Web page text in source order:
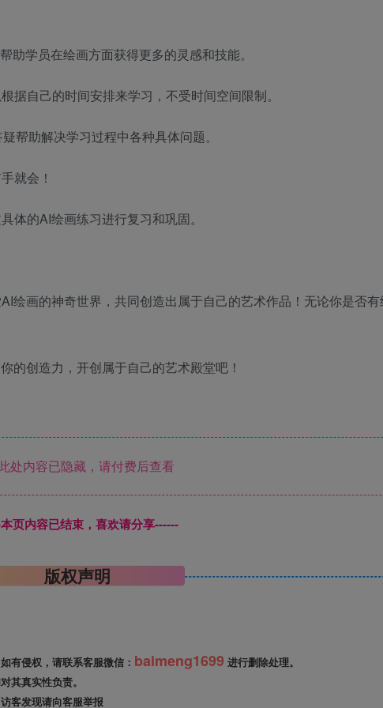
学员在绘画方面获得更多的灵感和技能。
据自己的时间安排来学习，不受时间空间限制。
帮助解决学习过程中各种具体问题。
就会！
体的AI绘画练习进行复习和巩固。
绘画的神奇世界，共同创造出属于自己的艺术作品！无论你是否有
的创造力，开创属于自己的艺术殿堂吧！
处内容已隐藏，请付费后查看
页内容已结束，喜欢请分享------
版权声明
有侵权，请联系客服微信： baimeng1699 进行删除处理。
其真实性负责。
客发现请向客服举报